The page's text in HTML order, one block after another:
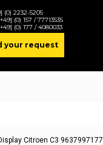
(0) 2232-5205
(0) 157 / 77713535
(0) 177 / 4080033
your request
Citroen C3 9637997177